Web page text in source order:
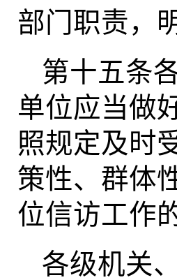
部门职责，
第十五条
单位应当做
照规定及时
策性、群体
位信访工作
各级机关